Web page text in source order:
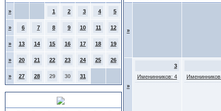
» 1 2 3 4 5
» 6 7 8 9 10 11 12
» 13 14 15 16 17 18 19
» 20 21 22 23 24 25 26
» 27 28 29 30 31
»
»
3
Именинников: 4